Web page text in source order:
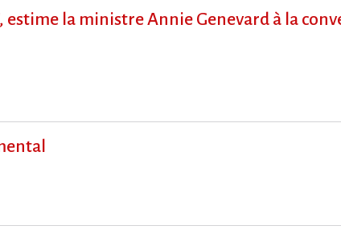
la ministre Annie Genevard à la